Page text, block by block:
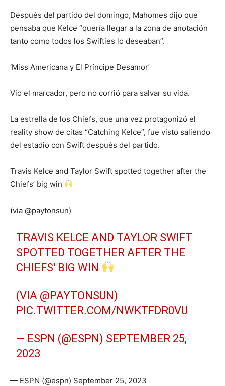
Después del partido del domingo, Mahomes dijo que
pensaba que Kelce “quería llegar a la zona de anotación
tanto como todos los Swifties lo deseaban”.
‘Miss Americana y El Príncipe Desamor’
Vio el marcador, pero no corrió para salvar su vida.
La estrella de los Chiefs, que una vez protagonizó el
reality show de citas “Catching Kelce”, fue visto saliendo
del estadio con Swift después del partido.
Travis Kelce and Taylor Swift spotted together after the
Chiefs’ big win
(via @paytonsun)
TRAVIS KELCE AND TAYLOR SWIFT
SPOTTED TOGETHER AFTER THE
CHIEFS' BIG WIN
(VIA @PAYTONSUN)
PIC.TWITTER.COM/NWKTFDR0VU
— ESPN (@ESPN) SEPTEMBER 25,
2023
— ESPN (@espn) September 25, 2023